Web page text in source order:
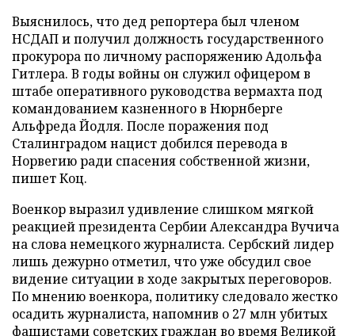
Выяснилось, что дед репортера был членом
НСДАП и получил должность государственного
прокурора по личному распоряжению Адольфа
Гитлера. В годы войны он служил офицером в
штабе оперативного руководства вермахта под
командованием казненного в Нюрнберге
Альфреда Йодля. После поражения под
Сталинградом нацист добился перевода в
Норвегию ради спасения собственной жизни,
пишет Коц.
Военкор выразил удивление слишком мягкой
реакцией президента Сербии Александра Вучича
на слова немецкого журналиста. Сербский лидер
лишь дежурно отметил, что уже обсудил свое
видение ситуации в ходе закрытых переговоров.
По мнению военкора, политику следовало жестко
осадить журналиста, напомнив о 27 млн убитых
фашистами советских граждан во время Великой